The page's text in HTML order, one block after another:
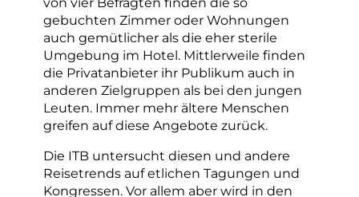
gebuchten Zimmer oder Wohnungen
auch gemütlicher als die eher sterile
Umgebung im Hotel. Mittlerweile finden
die Privatanbieter ihr Publikum auch in
anderen Zielgruppen als bei den jungen
Leuten. Immer mehr ältere Menschen
greifen auf diese Angebote zurück.
Die ITB untersucht diesen und andere
Reisetrends auf etlichen Tagungen und
Kongressen. Vor allem aber wird in den